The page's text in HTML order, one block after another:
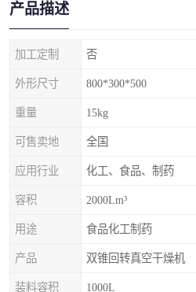
产品描述
加工定制 否
外形尺寸 800*300*500
重量 15kg
可售卖地 全国
应用行业 化工、食品、制药
容积 2000Lm³
用途 食品化工制药
产品 双锥回转真空干燥机
装料容积 1000L